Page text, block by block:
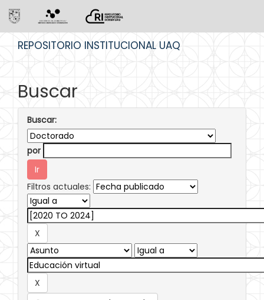
REPOSITORIO INSTITUCIONAL UAQ
Buscar
Buscar:
por
Filtros actuales: